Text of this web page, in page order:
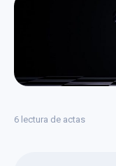
6 lectura de actas